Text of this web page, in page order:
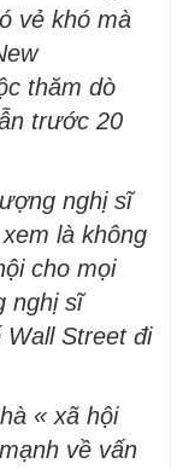
vẻ khó mà
thăm dò
trước 20
nghị sĩ
là không
cho mọi
nghị sĩ
Wall Street đi
« xã hội
về vấn